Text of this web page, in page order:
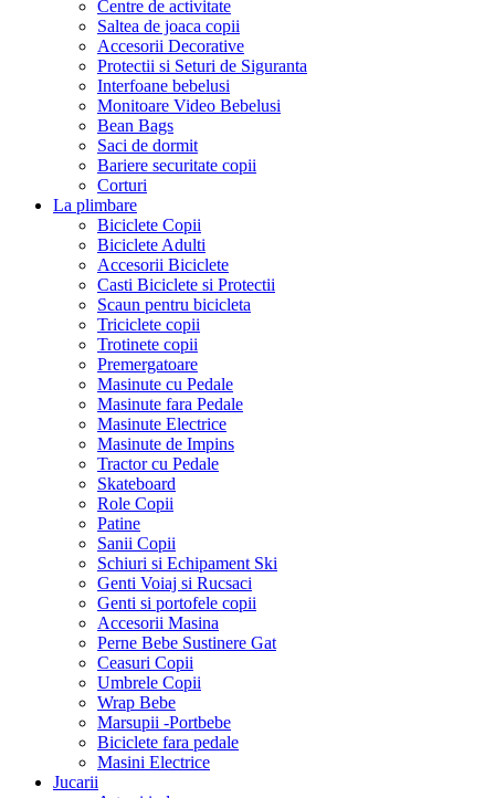
Centre de activitate
Saltea de joaca copii
Accesorii Decorative
Protectii si Seturi de Siguranta
Interfoane bebelusi
Monitoare Video Bebelusi
Bean Bags
Saci de dormit
Bariere securitate copii
Corturi
La plimbare
Biciclete Copii
Biciclete Adulti
Accesorii Biciclete
Casti Biciclete si Protectii
Scaun pentru bicicleta
Triciclete copii
Trotinete copii
Premergatoare
Masinute cu Pedale
Masinute fara Pedale
Masinute Electrice
Masinute de Impins
Tractor cu Pedale
Skateboard
Role Copii
Patine
Sanii Copii
Schiuri si Echipament Ski
Genti Voiaj si Rucsaci
Genti si portofele copii
Accesorii Masina
Perne Bebe Sustinere Gat
Ceasuri Copii
Umbrele Copii
Wrap Bebe
Marsupii -Portbebe
Biciclete fara pedale
Masini Electrice
Jucarii